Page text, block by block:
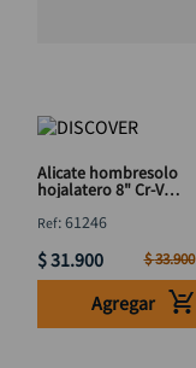
Alicate hombresolo
hojalatero 8" Cr-V
:61246
$31.900 $33.900
Agregar